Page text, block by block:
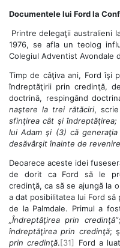
Documentele lui Ford la
Printre delegaţii australieni
1976, se afla un teolog
Colegiul Adventist Avondale
Timp de câţiva ani, Ford îşi
îndreptăţirii prin credinţă,
doctrină, respingând
naştere la trei rătăciri,
sfinţirea cât şi
lui Adam şi (3) că
desăvârşit înainte de
Deoarece aceste idei
de dorit ca Ford să le
credinţă, ca să se ajungă la
a dat posibilitatea lui Ford
de la Palmdale. Primul a
„Îndreptăţirea prin credinţă”
îndreptăţirea prin credinţă;
prin credinţă.[31]
Ford a